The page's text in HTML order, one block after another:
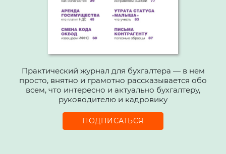
Практический журнал для бухгалтера — в нем
просто, внятно и грамотно рассказывается обо
всем, что интересно и актуально бухгалтеру,
руководителю и кадровику
ПОДПИСАТЬСЯ